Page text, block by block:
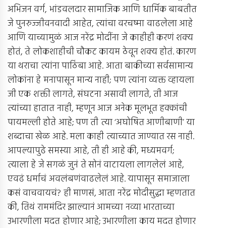
अभिजन वर्ग, भांडवलदार सामाजिक आणि धार्मिक बाबतीत
जे पुनरुज्जीवनवादी आहेत, त्यांचा वरचष्मा वाढलेला आहे
आणि याच्यामुळं आज नरेंद्र मोदींना जे काहीही करणं शक्य
होतं, ते लोकशाहीची चौकट कायम ठेवून शक्य होतं. कारण
या थराचा त्यांना पाठिंबा आहे. आता बाकीच्या सर्वसामान्य
लोकांना हे मनापासून मान्य नाही; पण त्यांना व्यक्त व्हायला
जी एक शक्ती लागते, संघटना असावी लागते, ती आज
त्यांच्या हातात नाही, म्हणून आज अनेक मूलभूत हक्कांची
पायमल्ली होते आहे; पण ती त्या ‘अघोषित आणीबाणी’ या
शब्दाचा खेळ आहे. मला काही त्याच्यात जाण्यात रस नाही.
आपल्यापुढे समस्या आहे, ती ही आहे की, मध्यमवर्ग;
त्याला हे जे सगळं जुनं ते सोनं वाटायला लागलेलं आहे,
एवढं धर्माचं अवलंबणंवाढलेलं आहे. यापासून समाजाला
कसं वाचवायचं? ही माणसं, आता नरेंद्र मोदीसुद्धा म्हणतात
की, तिथं राममंदिर झाल्यानं आमच्या नव्या भारताच्या
उभारणीला मदत होणार आहे; उभारणीला काय मदत होणार